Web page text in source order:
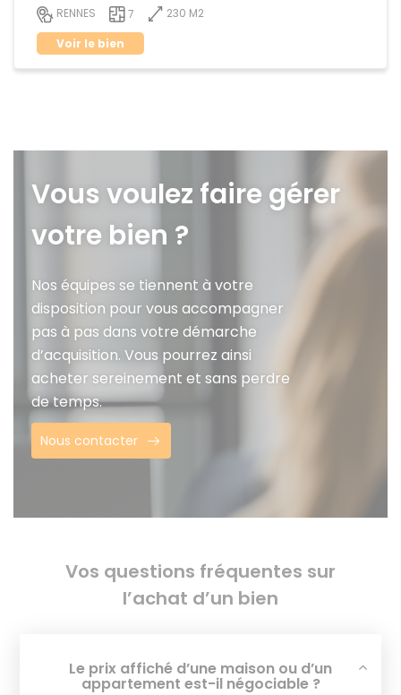
RENNES 7
230 M2
Voir le bien
Vous voulez faire gérer
votre bien ?
Nos équipes se tiennent à votre
disposition pour vous accompagner
pas à pas dans votre démarche
d’acquisition. Vous pourrez ainsi
acheter sereinement et sans perdre
de temps.
Nous contacter
Vos questions fréquentes sur
l’achat d’un bien
Le prix affiché d’une maison ou d’un
appartement est-il négociable ?